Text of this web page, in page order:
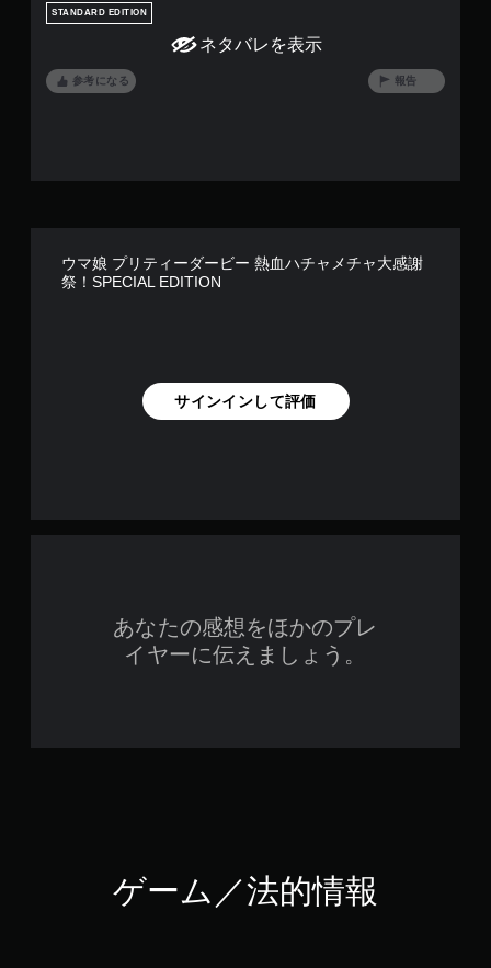
STANDARD EDITION
ネタバレを表示
参考になる 報告
ウマ娘 プリティーダービー 熱血ハチャメチャ大感謝
祭！SPECIAL EDITION
サインインして評価
あなたの感想をほかのプレ
イヤーに伝えましょう。
ゲーム／法的情報